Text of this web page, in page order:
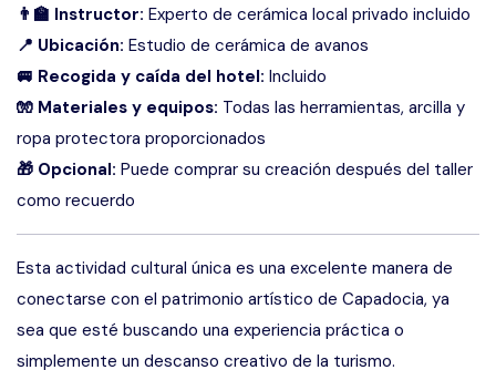
👨‍🏫 Instructor: Experto de cerámica local privado incluido
📍 Ubicación: Estudio de cerámica de avanos
🚐 Recogida y caída del hotel: Incluido
🧤 Materiales y equipos: Todas las herramientas, arcilla y
ropa protectora proporcionados
🎁 Opcional: Puede comprar su creación después del taller
como recuerdo
Esta actividad cultural única es una excelente manera de
conectarse con el patrimonio artístico de Capadocia, ya
sea que esté buscando una experiencia práctica o
simplemente un descanso creativo de la turismo.